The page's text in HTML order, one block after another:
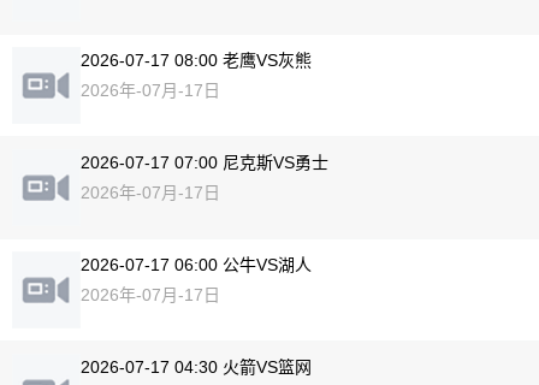
2026-07-17 08:00 老鹰VS灰熊
2026年-07月-17日
2026-07-17 07:00 尼克斯VS勇士
2026年-07月-17日
2026-07-17 06:00 公牛VS湖人
2026年-07月-17日
2026-07-17 04:30 火箭VS篮网